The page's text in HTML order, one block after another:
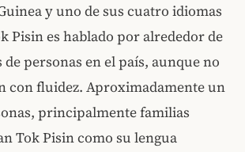
y uno de sus cuatro idiomas
Pisin es hablado por alrededor de
personas en el país, aunque no
con fluidez. Aproximadamente un
principalmente familias
Tok Pisin como su lengua